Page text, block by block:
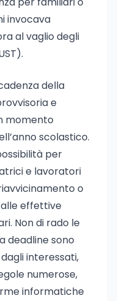
invocava
al vaglio degli
della
e
momento
scolastico.
per
e lavoratori
o
effettive
Non di rado le
deadline sono
interessati,
numerose,
informatiche